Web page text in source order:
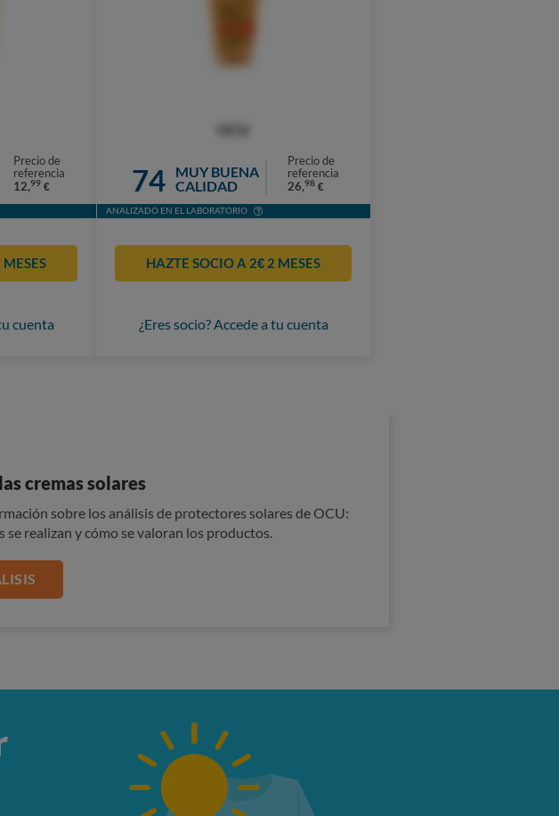
Precio de
referencia
12,99 €
cuenta
74
MUY BUENA
CALIDAD
Precio de
referencia
26,98 €
ANALIZADO EN EL LABORATORIO
HAZTE SOCIO A 2€ 2 MESES
¿Eres socio? Accede a tu cuenta
cremas solares
sobre los análisis de protectores solares de OCU:
se realizan y cómo se valoran los productos.